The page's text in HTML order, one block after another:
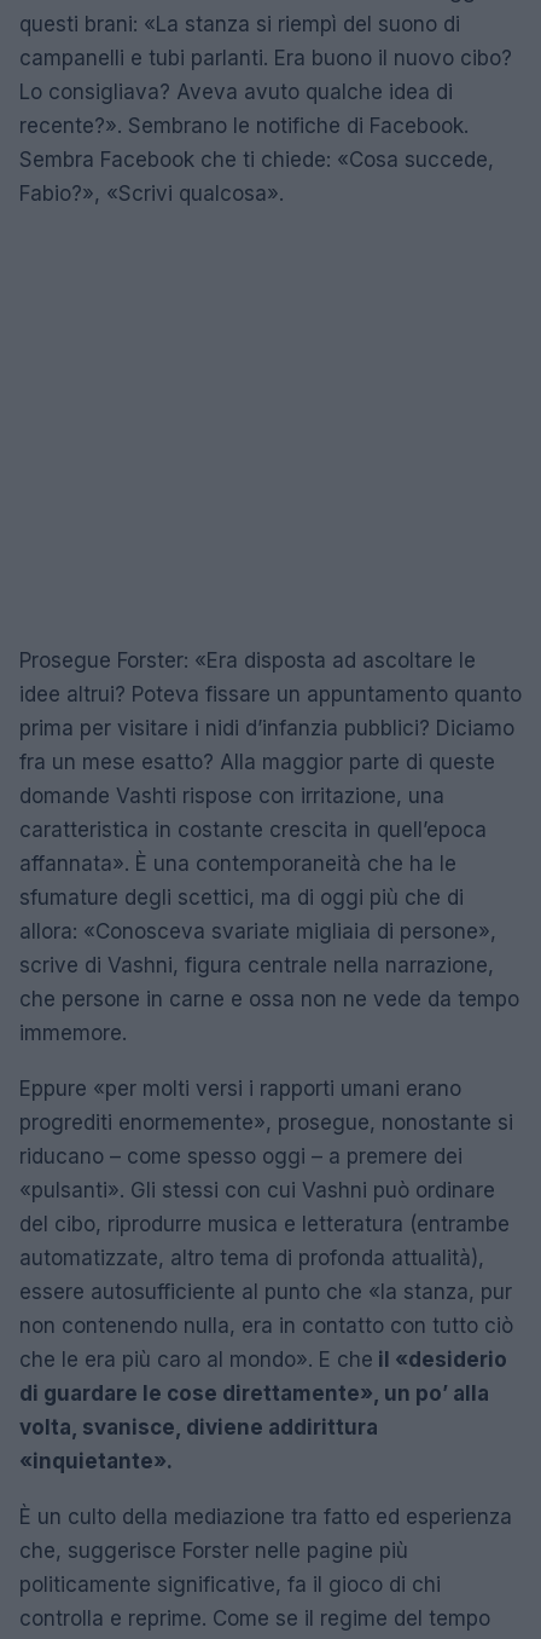
questi brani: «La stanza si riempì del suono di
campanelli e tubi parlanti. Era buono il nuovo cibo?
Lo consigliava? Aveva avuto qualche idea di
recente?». Sembrano le notifiche di Facebook.
Sembra Facebook che ti chiede: «Cosa succede,
Fabio?», «Scrivi qualcosa».
Prosegue Forster: «Era disposta ad ascoltare le
idee altrui? Poteva fissare un appuntamento quanto
prima per visitare i nidi d’infanzia pubblici? Diciamo
fra un mese esatto? Alla maggior parte di queste
domande Vashti rispose con irritazione, una
caratteristica in costante crescita in quell’epoca
affannata». È una contemporaneità che ha le
sfumature degli scettici, ma di oggi più che di
allora: «Conosceva svariate migliaia di persone»,
scrive di Vashni, figura centrale nella narrazione,
che persone in carne e ossa non ne vede da tempo
immemore.
Eppure «per molti versi i rapporti umani erano
progrediti enormemente», prosegue, nonostante si
riducano – come spesso oggi – a premere dei
«pulsanti». Gli stessi con cui Vashni può ordinare
del cibo, riprodurre musica e letteratura (entrambe
automatizzate, altro tema di profonda attualità),
essere autosufficiente al punto che «la stanza, pur
non contenendo nulla, era in contatto con tutto ciò
che le era più caro al mondo». E che il «desiderio
di guardare le cose direttamente», un po’ alla
volta, svanisce, diviene addirittura
«inquietante».
È un culto della mediazione tra fatto ed esperienza
che, suggerisce Forster nelle pagine più
politicamente significative, fa il gioco di chi
controlla e reprime. Come se il regime del tempo